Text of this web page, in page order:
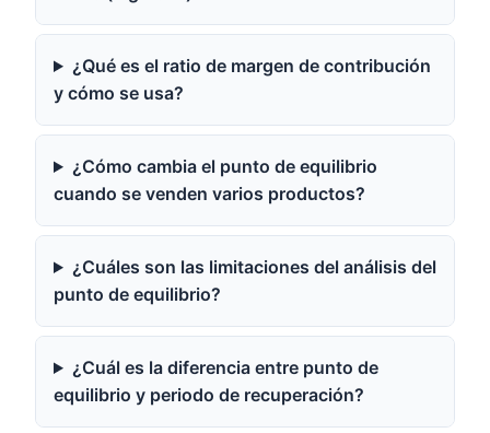
¿Qué es el ratio de margen de contribución
y cómo se usa?
¿Cómo cambia el punto de equilibrio
cuando se venden varios productos?
¿Cuáles son las limitaciones del análisis del
punto de equilibrio?
¿Cuál es la diferencia entre punto de
equilibrio y periodo de recuperación?